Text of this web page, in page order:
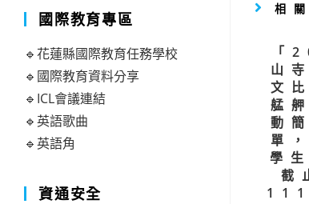
相
「
山
文
艋
動
單
學
截
國際教育專區
🔹花蓮縣國際教育任務學校
🔹國際教育資料分享
🔹ICL會議連結
🔹英語歌曲
🔹英語角
資通安全